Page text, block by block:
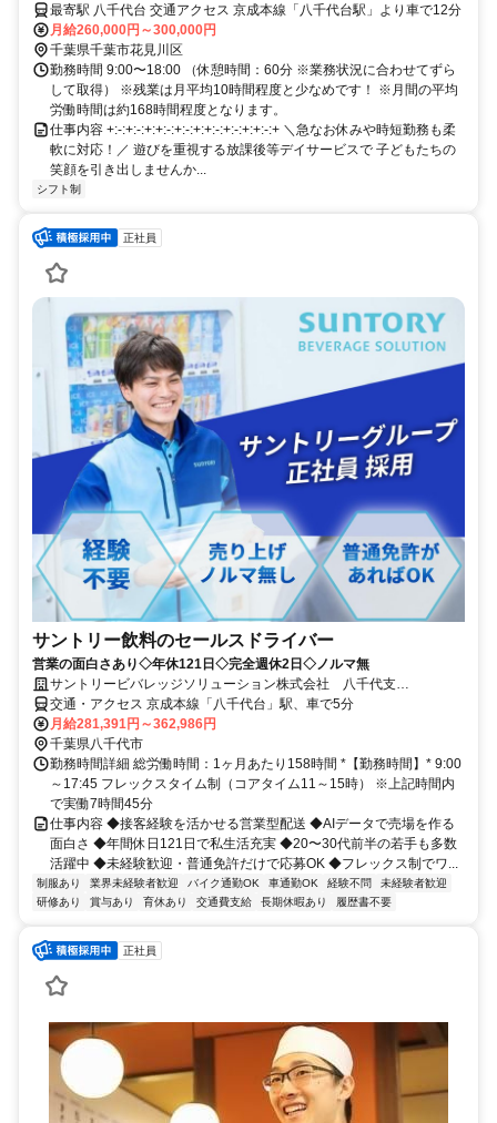
最寄駅 八千代台 交通アクセス 京成本線「八千代台駅」より車で12分
月給260,000円～300,000円
千葉県千葉市花見川区
勤務時間 9:00〜18:00 （休憩時間：60分 ※業務状況に合わせてずら
して取得） ※残業は月平均10時間程度と少なめです！ ※月間の平均
労働時間は約168時間程度となります。
仕事内容 +:-:+:-:+:+:-:+:-:+:+:-:+:-:+:+:-:+ ＼急なお休みや時短勤務も柔
軟に対応！／ 遊びを重視する放課後等デイサービスで 子どもたちの
笑顔を引き出しませんか...
シフト制
正社員
サントリー飲料のセールスドライバー
営業の面白さあり◇年休121日◇完全週休2日◇ノルマ無
サントリービバレッジソリューション株式会社 八千代支
店/CSSE084
交通・アクセス 京成本線「八千代台」駅、車で5分
月給281,391円～362,986円
千葉県八千代市
勤務時間詳細 総労働時間：1ヶ月あたり158時間 *【勤務時間】* 9:00
～17:45 フレックスタイム制（コアタイム11～15時） ※上記時間内
で実働7時間45分
仕事内容 ◆接客経験を活かせる営業型配送 ◆AIデータで売場を作る
面白さ ◆年間休日121日で私生活充実 ◆20〜30代前半の若手も多数
活躍中 ◆未経験歓迎・普通免許だけで応募OK ◆フレックス制でワ...
制服あり 業界未経験者歓迎 バイク通勤OK 車通勤OK 経験不問
未経験者歓迎
研修あり
賞与あり 育休あり 交通費支給 長期休暇あり 履歴書不要
正社員